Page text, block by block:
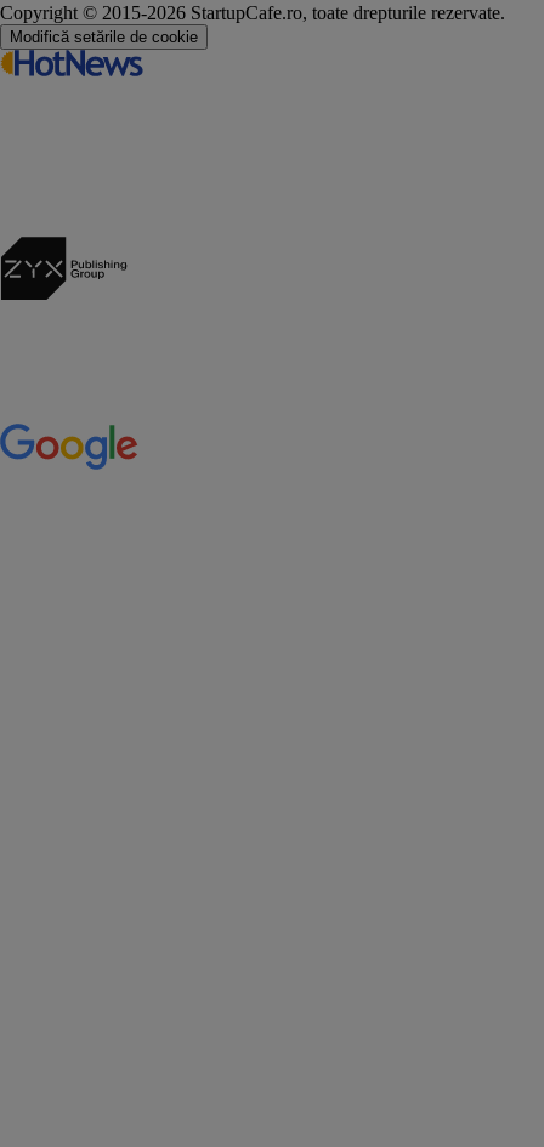
Copyright © 2015-2026 StartupCafe.ro, toate drepturile rezervate.
Modifică setările de cookie